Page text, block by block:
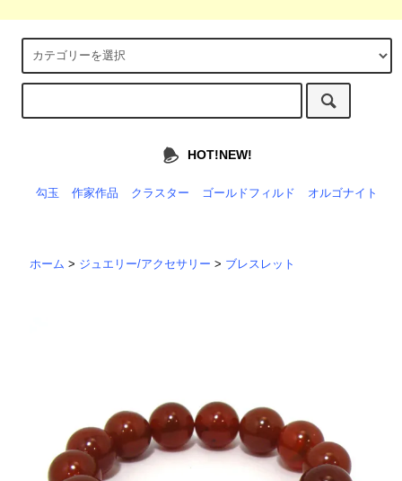
HOT!NEW!
勾玉 作家作品 クラスター ゴールドフィルド オルゴナイト
ホーム > ジュエリー/アクセサリー > ブレスレット